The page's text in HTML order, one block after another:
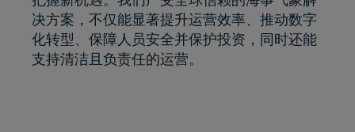
决方案，不仅能显著提升运营效率、推动数字
化转型、保障人员安全并保护投资，同时还能
支持清洁且负责任的运营。